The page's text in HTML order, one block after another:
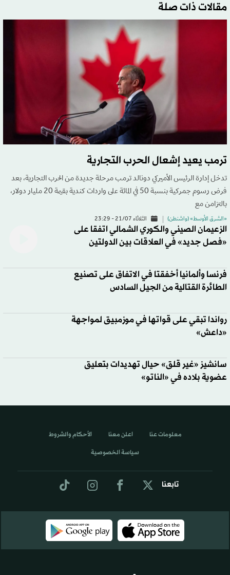
مقالات ذات صلة
ترمب يعيد إشعال الحرب التجارية
تدخل إدارة الرئيس الأميركي دونالد ترمب مرحلة جديدة من الحرب التجارية، بعد
فرض رسوم جمركية بنسبة 50 في المائة على واردات كندية بقيمة 20 مليار دولار،
بالتزامن مع
«الشرق الأوسط» (واشنطن) الثلاثاء 21/07 - 23:29
الزعيمان الصيني والكوري الشمالي اتفقا على
«فصل جديد» في العلاقات بين الدولتين
فرنسا وألمانيا أخفقتا في الاتفاق على تصنيع
الطائرة القتالية من الجيل السادس
رواندا تبقي على قواتها في موزمبيق لمواجهة
«داعش»
سانشيز «غير قلق» حيال تهديدات بتعليق
عضوية بلاده في «الناتو»
تابعنا
معلومات عنا اعلن معنا الأحكام والشروط
سياسة الخصوصية